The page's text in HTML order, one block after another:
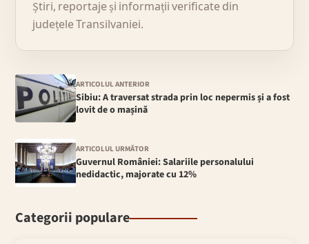
Știri, reportaje și informații verificate din
județele Transilvaniei.
ARTICOLUL ANTERIOR
Sibiu: A traversat strada prin loc nepermis și a fost
lovit de o mașină
ARTICOLUL URMĂTOR
Guvernul României: Salariile personalului
nedidactic, majorate cu 12%
Categorii populare